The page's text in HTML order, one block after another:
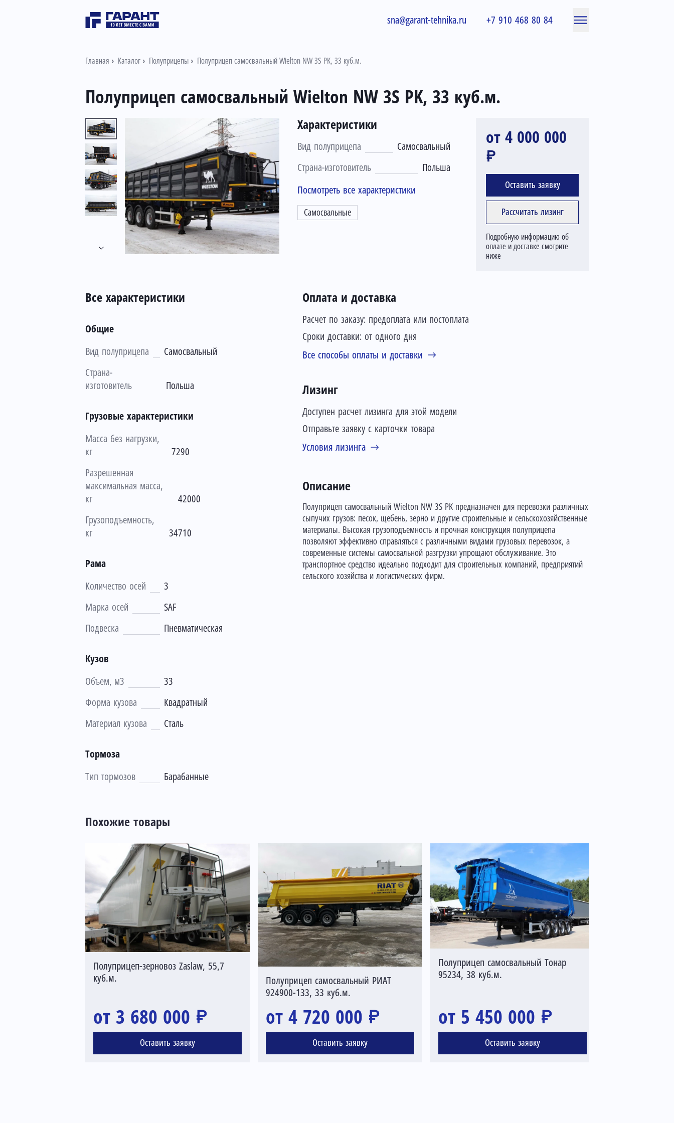
sna@garant-tehnika.ru +7 910 468 80 84
Главная Каталог Полуприцепы Полуприцеп самосвальный Wielton NW 3S PK, 33 куб.м.
Полуприцеп самосвальный Wielton NW 3S PK, 33 куб.м.
Характеристики
Вид полуприцепа
Самосвальный
Страна-изготовитель
Польша
Посмотреть все характеристики
Самосвальные
от 4 000 000
₽
Оставить заявку
Рассчитать лизинг
Подробную информацию об
оплате и доставке смотрите
ниже
Все характеристики
Общие
Вид полуприцепа
Самосвальный
Страна-
изготовитель
Польша
Грузовые характеристики
Масса без нагрузки,
кг
7290
Разрешенная
максимальная масса,
кг
42000
Грузоподъемность,
кг
34710
Рама
Количество осей
3
Марка осей
SAF
Подвеска
Пневматическая
Кузов
Объем, м3
33
Форма кузова
Квадратный
Материал кузова
Сталь
Тормоза
Тип тормозов Барабанные
Оплата и доставка
Расчет по заказу: предоплата или постоплата
Сроки доставки: от одного дня
Все способы оплаты и доставки
Лизинг
Доступен расчет лизинга для этой модели
Отправьте заявку с карточки товара
Условия лизинга
Описание
Полуприцеп самосвальный Wielton NW 3S PK предназначен для перевозки различных
сыпучих грузов: песок, щебень, зерно и другие строительные и сельскохозяйственные
материалы. Высокая грузоподъемность и прочная конструкция полуприцепа
позволяют эффективно справляться с различными видами грузовых перевозок, а
современные системы самосвальной разгрузки упрощают обслуживание. Это
транспортное средство идеально подходит для строительных компаний, предприятий
сельского хозяйства и логистических фирм.
Похожие товары
Полуприцеп-зерновоз Zaslaw, 55,7
куб.м.
от 3 680 000 ₽
Оставить заявку
Полуприцеп самосвальный РИАТ
924900-133, 33 куб.м.
от 4 720 000 ₽
Оставить заявку
Полуприцеп самосвальный Тонар
95234, 38 куб.м.
от 5 450 000 ₽
Оставить заявку